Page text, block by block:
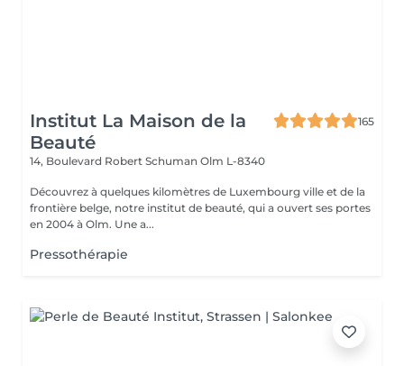
Institut La Maison de la
Beauté
165
14, Boulevard Robert Schuman Olm L-8340
Découvrez à quelques kilomètres de Luxembourg ville et de la
frontière belge, notre institut de beauté, qui a ouvert ses portes
en 2004 à Olm. Une a...
Pressothérapie